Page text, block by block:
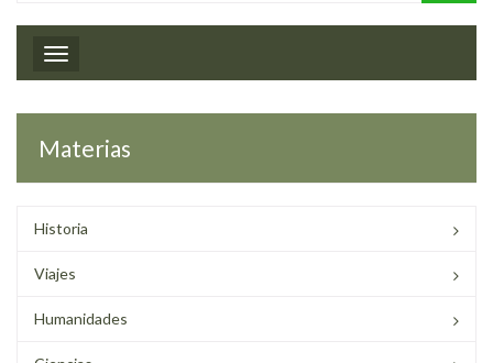
Toggle navigation
Materias
Historia
Viajes
Humanidades